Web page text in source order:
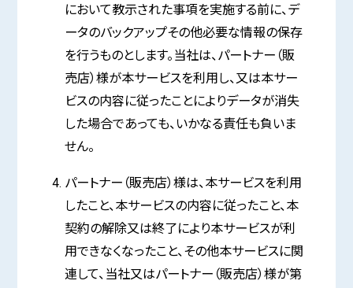
において教示された事項を実施する前に、デ
ータのバックアップその他必要な情報の保存
を行うものとします。当社は、パートナー（販
売店）様が本サービスを利用し、又は本サー
ビスの内容に従ったことによりデータが消失
した場合であっても、いかなる責任も負いま
せん。
パートナー（販売店）様は、本サービスを利用
したこと、本サービスの内容に従ったこと、本
契約の解除又は終了により本サービスが利
用できなくなったこと、その他本サービスに関
連して、当社又はパートナー（販売店）様が第